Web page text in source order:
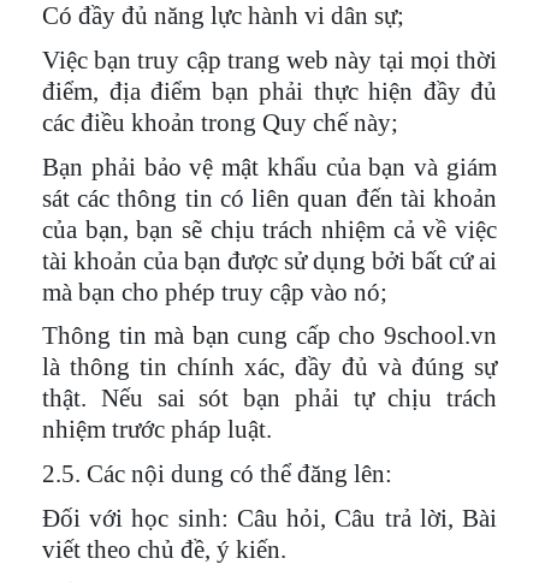
Có đầy đủ năng lực hành vi dân sự;
Việc bạn truy cập trang web này tại mọi thời
điểm, địa điểm bạn phải thực hiện đầy đủ
các điều khoản trong Quy chế này;
Bạn phải bảo vệ mật khẩu của bạn và giám
sát các thông tin có liên quan đến tài khoản
của bạn, bạn sẽ chịu trách nhiệm cả về việc
tài khoản của bạn được sử dụng bởi bất cứ ai
mà bạn cho phép truy cập vào nó;
Thông tin mà bạn cung cấp cho 9school.vn
là thông tin chính xác, đầy đủ và đúng sự
thật. Nếu sai sót bạn phải tự chịu trách
nhiệm trước pháp luật.
2.5. Các nội dung có thể đăng lên:
Đối với học sinh: Câu hỏi, Câu trả lời, Bài
viết theo chủ đề, ý kiến.